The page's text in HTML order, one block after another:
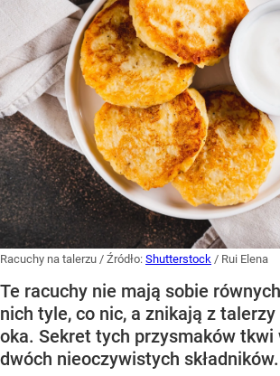
Racuchy na talerzu / Źródło: Shutterstock / Rui Elena
Te racuchy nie mają sobie
nich tyle, co nic, a znikają z
oka. Sekret tych przysmaków tkwi
dwóch nieoczywistych składników.